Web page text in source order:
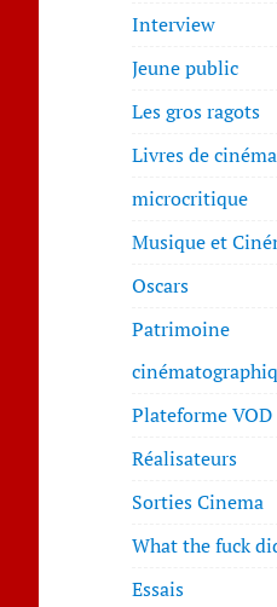
Interview
Jeune public
Les gros ragots
Livres de cinéma
microcritique
Musique et
Oscars
Patrimoine
Plateforme VOD
Réalisateurs
Sorties Cinema
What the fuck
Essais